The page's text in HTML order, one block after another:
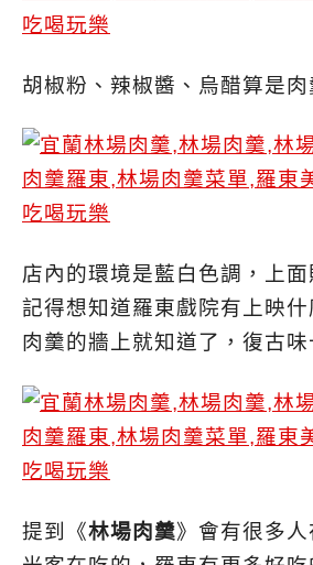
胡椒粉、辣椒醬、烏醋算是肉
店內的環境是藍白色調，上面
記得想知道羅東戲院有上映
肉羹的牆上就知道了，復古味
提到《林場肉羹》會有很多